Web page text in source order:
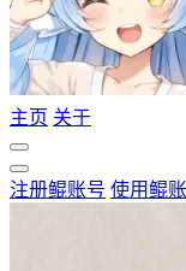
主页 关于
注册鲲账号 使用鲲